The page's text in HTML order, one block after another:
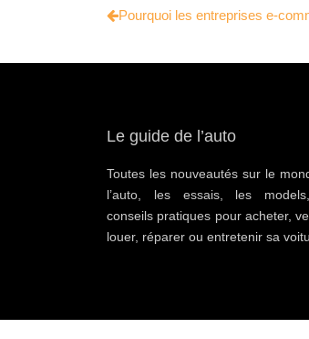
Pourquoi les entreprises e-
Le guide de l’auto
Toutes les nouveautés sur le
l’auto, les essais, les
conseils pratiques pour acheter,
louer, réparer ou entretenir sa